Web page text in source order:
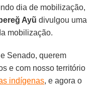
dia de mobilização,
Ayũ divulgou uma
mobilização.
Senado, querem
e com nosso território
indígenas, e agora o